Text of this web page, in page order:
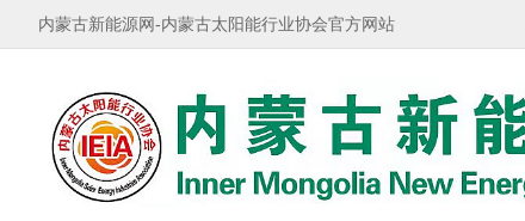
内蒙古新能源网-内蒙古太阳能行业协会官方网站